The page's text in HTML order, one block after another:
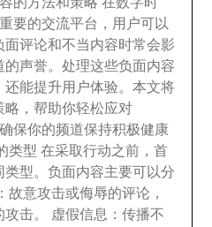
要的交流平台 ， 用户可以
面评论和不当内容时常会影
的声誉。处理这些负面内容
还能提升用户体验。本文将
略 ，帮助你轻松应对
确保你的频道保持积极健康
类型 在采取行动之前 ，首
类型。负面内容主要可以分
：故意攻击或侮辱的评论 ，
攻击。 虚假信息 ：传播不